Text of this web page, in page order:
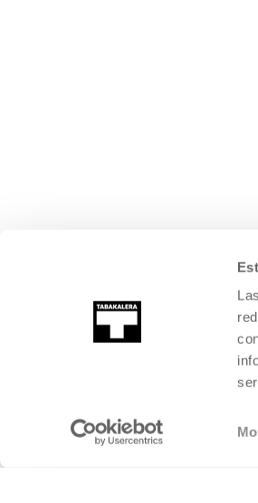
2026 TABAKALERA.
CENTRO